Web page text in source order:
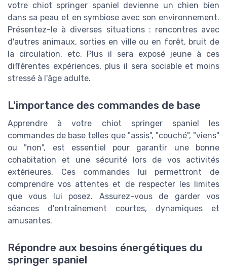
votre chiot springer spaniel devienne un chien bien
dans sa peau et en symbiose avec son environnement.
Présentez-le à diverses situations : rencontres avec
d'autres animaux, sorties en ville ou en forêt, bruit de
la circulation, etc. Plus il sera exposé jeune à ces
différentes expériences, plus il sera sociable et moins
stressé à l'âge adulte.
L'importance des commandes de base
Apprendre à votre chiot springer spaniel les
commandes de base telles que "assis", "couché", "viens"
ou "non", est essentiel pour garantir une bonne
cohabitation et une sécurité lors de vos activités
extérieures. Ces commandes lui permettront de
comprendre vos attentes et de respecter les limites
que vous lui posez. Assurez-vous de garder vos
séances d'entraînement courtes, dynamiques et
amusantes.
Répondre aux besoins énergétiques du
springer spaniel